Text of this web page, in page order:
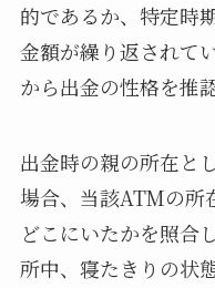
的であるか、特定時
金額が繰り返されて
から出金の性格を推
出金時の親の所在と
場合、当該ATMの所
どこにいたかを照合
所中、寝たきりの状